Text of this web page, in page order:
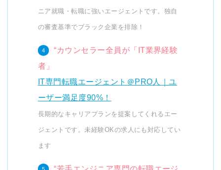
ニア就職・転職に強いエージェントです。独自
の審査基準でブラック企業を排除！
“カウンセラー全員が「IT業界経験
者」
IT専門転職エージェント＠PRO人｜ユ
ーザー満足度90%！
長期的なキャリアプランを提案してくれるエー
ジェントです。未経験OKの求人にも対応してい
ます